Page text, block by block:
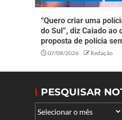
“Quero criar uma
do Sul”, diz Caiado ao
proposta de polícia
07/08/2026 Redação
PESQUISAR